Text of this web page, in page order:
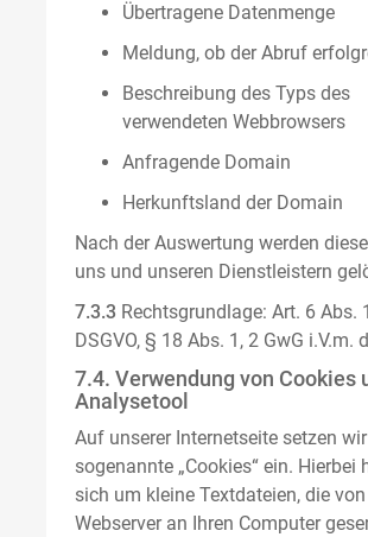
Übertragene Datenmenge
Meldung, ob der Abruf
Beschreibung des Typs des
verwendeten Webbrowsers
Anfragende Domain
Herkunftsland der Domain
Nach der Auswertung werden
uns und unseren Dienstleistern
7.3.3 Rechtsgrundlage: Art. 6 Abs.
DSGVO, § 18 Abs. 1, 2 GwG i.V.m.
7.4. Verwendung von Cookies
Analysetool
Auf unserer Internetseite setzen wir
sogenannte „Cookies“ ein. Hierbei
sich um kleine Textdateien, die
Webserver an Ihren Computer